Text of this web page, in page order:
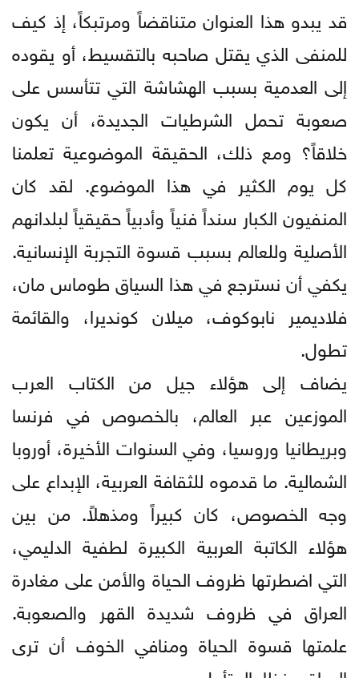
قد يبدو هذا العنوان متناقضاً ومرتبكاً، إذ كيف
للمنفى الذي يقتل صاحبه بالتقسيط، أو يقوده
إلى العدمية بسبب الهشاشة التي تتأسس على
صعوبة تحمل الشرطيات الجديدة، أن يكون
خلاقاً؟ ومع ذلك، الحقيقة الموضوعية تعلمنا
كل يوم الكثير في هذا الموضوع. لقد كان
المنفيون الكبار سنداً فنياً وأدبياً حقيقياً لبلدانهم
الأصلية وللعالم بسبب قسوة التجربة الإنسانية.
يكفي أن نسترجع في هذا السياق طوماس مان،
فلاديمير نابوكوف، ميلان كونديرا، والقائمة
تطول.
يضاف إلى هؤلاء جيل من الكتاب العرب
الموزعين عبر العالم، بالخصوص في فرنسا
وبريطانيا وروسيا، وفي السنوات الأخيرة، أوروبا
الشمالية. ما قدموه للثقافة العربية، الإبداع على
وجه الخصوص، كان كبيراً ومذهلاً. من بين
هؤلاء الكاتبة العربية الكبيرة لطفية الدليمي،
التي اضطرتها ظروف الحياة والأمن على مغادرة
العراق في ظروف شديدة القهر والصعوبة.
علمتها قسوة الحياة ومنافي الخوف أن ترى